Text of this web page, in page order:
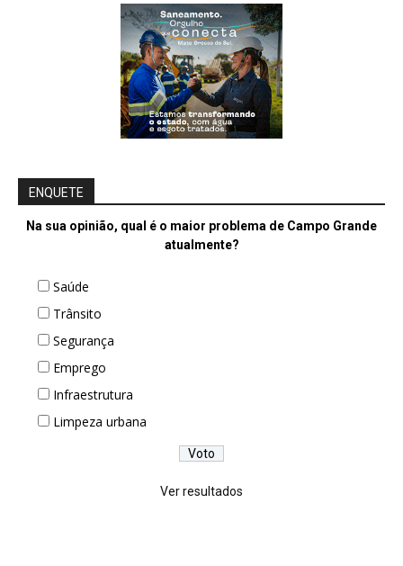
ENQUETE
Na sua opinião, qual é o maior problema de Campo Grande
atualmente?
Saúde
Trânsito
Segurança
Emprego
Infraestrutura
Limpeza urbana
Ver resultados